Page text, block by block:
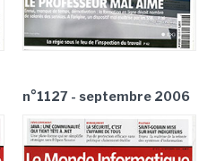
n°1127 - septembre 2006